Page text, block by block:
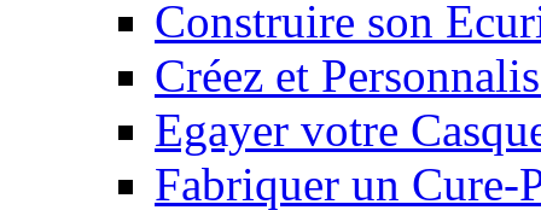
Construire son
Créez et
Egayer votre
Fabriquer un Cure-